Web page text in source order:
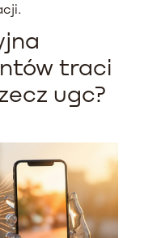
traci
ugc?